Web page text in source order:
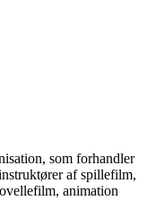
som forhandler
af spillefilm,
animation